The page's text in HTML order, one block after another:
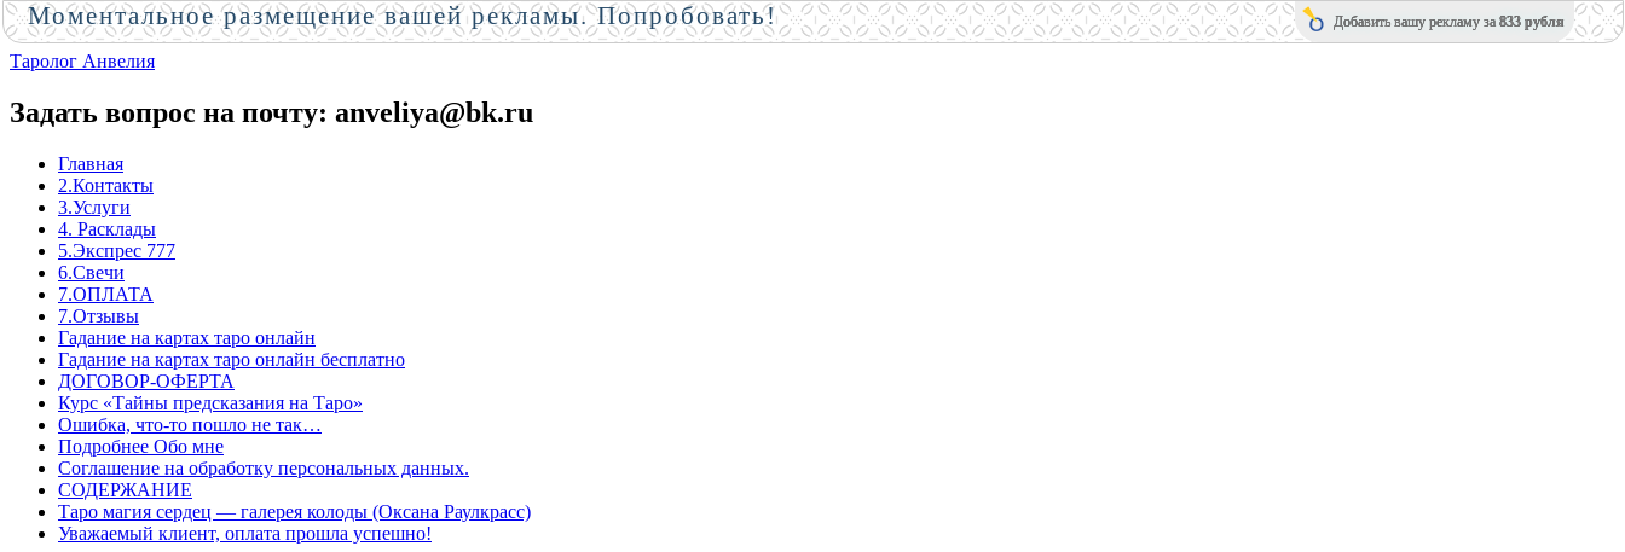
Таролог Анвелия
Задать вопрос на почту: anveliya@bk.ru
Главная
2.Контакты
3.Услуги
4. Расклады
5.Экспрес 777
6.Свечи
7.ОПЛАТА
7.Отзывы
Гадание на картах таро онлайн
Гадание на картах таро онлайн бесплатно
ДОГОВОР-ОФЕРТА
Курс «Тайны предсказания на Таро»
Ошибка, что-то пошло не так…
Подробнее Обо мне
Соглашение на обработку персональных данных.
СОДЕРЖАНИЕ
Таро магия сердец — галерея колоды (Оксана Раулкрасс)
Уважаемый клиент, оплата прошла успешно!
Моментальное размещение вашей рекламы. Попробовать! Добавить вашу рекламу за 833 рубля